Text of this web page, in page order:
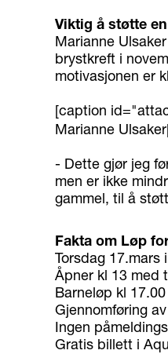
Viktig å støtte
Marianne
brystkreft i
motivasjonen er
[caption
Marianne
- Dette gjør jeg
men er ikke
gammel, til å
Fakta om Løp
Torsdag 17.mars
Åpner kl 13 med
Barneløp kl 17.00
Gjennomføring
Ingen
Gratis billett i